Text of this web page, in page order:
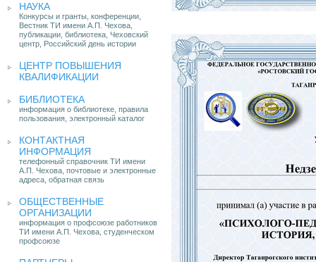
НАУКА
Конкурсы и гранты, конференции,
Вестник ТИ имени А.П. Чехова,
публикации, библиотека, Чеховский
центр, Российский день истории
ЦЕНТР ПОВЫШЕНИЯ
КВАЛИФИКАЦИИ
БИБЛИОТЕКА
информация о библиотеке, правила
пользования, электронный каталог
КОНТАКТНАЯ
ИНФОРМАЦИЯ
телефонный справочник ТИ имени
А.П. Чехова, почтовые и электронные
адреса, обратная связь
ОБЩЕСТВЕННЫЕ
ОРГАНИЗАЦИИ
информация о профсоюзе работников
ТИ имени А.П. Чехова, студенческом
профсоюзе